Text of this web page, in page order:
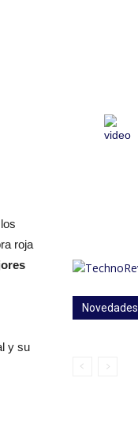
roja
y su
Novedades